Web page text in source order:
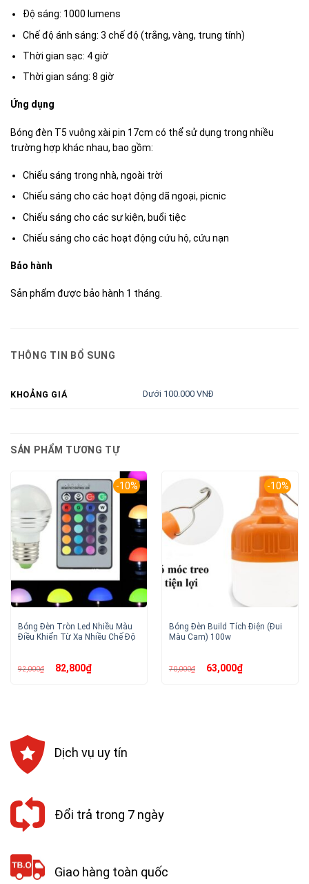
Độ sáng: 1000 lumens
Chế độ ánh sáng: 3 chế độ (trắng, vàng, trung tính)
Thời gian sạc: 4 giờ
Thời gian sáng: 8 giờ
Ứng dụng
Bóng đèn T5 vuông xài pin 17cm có thể sử dụng trong nhiều
trường hợp khác nhau, bao gồm:
Chiếu sáng trong nhà, ngoài trời
Chiếu sáng cho các hoạt động dã ngoại, picnic
Chiếu sáng cho các sự kiện, buổi tiệc
Chiếu sáng cho các hoạt động cứu hộ, cứu nạn
Bảo hành
Sản phẩm được bảo hành 1 tháng.
THÔNG TIN BỔ SUNG
KHOẢNG GIÁ Dưới 100.000 VNĐ
SẢN PHẨM TƯƠNG TỰ
-10%
Bóng Đèn Tròn Led Nhiều Màu
Điều Khiển Từ Xa Nhiều Chế Độ
92,000₫ Giá
gốc82,800₫Giá
-10%
Bóng Đèn Build Tích Điện (Đui
Màu Cam) 100w
70,000₫ Giá
gốc63,000₫Giá
Dịch vụ uy tín
Đổi trả trong 7 ngày
Giao hàng toàn quốc